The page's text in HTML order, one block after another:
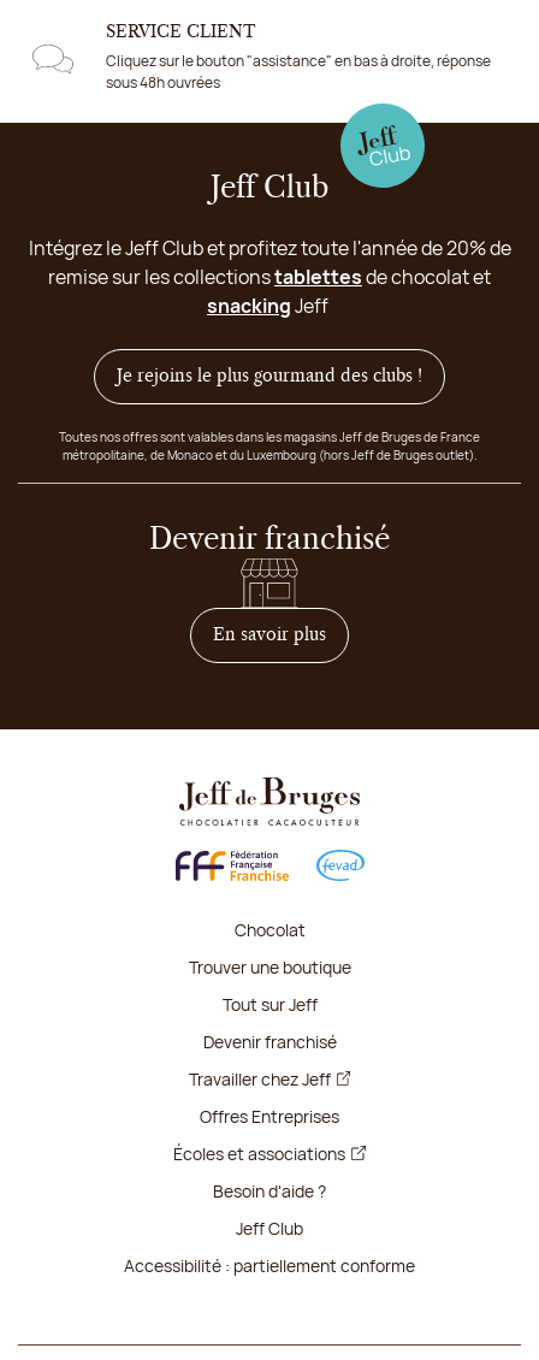
SERVICE CLIENT
Cliquez sur le bouton "assistance" en bas à droite, réponse
sous 48h ouvrées
Jeff Club
Intégrez le Jeff Club et profitez toute l'année de 20% de
remise sur les collectionstablettesde chocolat et
snackingJeff
Je rejoins le plus gourmand des clubs !
Toutes nos offres sont valables dans les magasins Jeff de Bruges de France
métropolitaine, de Monaco et du Luxembourg (hors Jeff de Bruges outlet).
Devenir franchisé
En savoir plussur comment devenir
Chocolat
Trouver une boutique
Tout sur Jeff
Devenir franchisé
Travailler chez Jeff
Offres Entreprises
Écoles et associations
Besoin d'aide ?
Jeff Club
Accessibilité : partiellement conforme